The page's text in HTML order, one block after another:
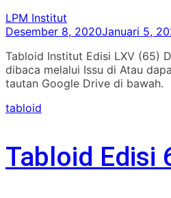
LPM Institut
Desember 8, 2020Januari 5,
Tabloid Institut Edisi LXV (65)
dibaca melalui Issu di Atau
tautan Google Drive di bawah.
tabloid
Tabloid Edisi